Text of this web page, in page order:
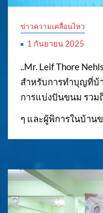
ข่าวความเคลื่อนไหว
1 กันยายน 2025
..Mr. Leif Thore
สำหรับการทำบุญที่บ้
การแบ่งปันขนม รว
ๆ และผู้พิการในบ้าน